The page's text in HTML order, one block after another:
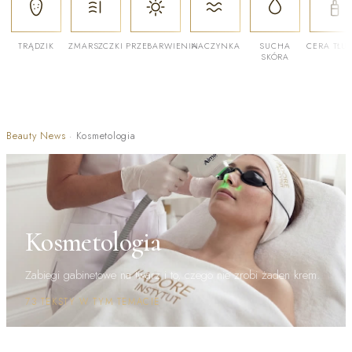
TRĄDZIK ZMARSZCZKI PRZEBARWIENIANACZYNKA
SUCHA
SKÓRA
CERA
Beauty News · Kosmetologia
Kosmetologia
Zabiegi gabinetowe na twarz i to, czego nie zrobi żaden krem.
73 TEKSTY W TYM TEMACIE